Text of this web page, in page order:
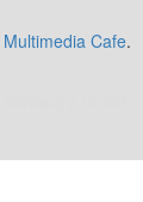
Multimedia Cafe.